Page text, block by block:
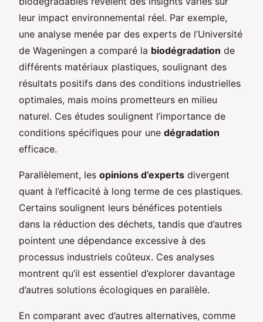
leur impact environnemental réel. Par exemple,
une analyse menée par des experts de l’Université
de Wageningen a comparé la biodégradation de
différents matériaux plastiques, soulignant des
résultats positifs dans des conditions industrielles
optimales, mais moins prometteurs en milieu
naturel. Ces études soulignent l’importance de
conditions spécifiques pour une dégradation
efficace.
Parallèlement, les opinions d’experts divergent
quant à l’efficacité à long terme de ces plastiques.
Certains soulignent leurs bénéfices potentiels
dans la réduction des déchets, tandis que d’autres
pointent une dépendance excessive à des
processus industriels coûteux. Ces analyses
montrent qu’il est essentiel d’explorer davantage
d’autres solutions écologiques en parallèle.
En comparant avec d’autres alternatives, comme